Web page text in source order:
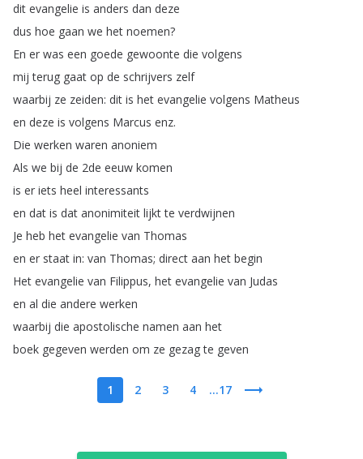
dit evangelie is anders dan deze
dus hoe gaan we het noemen?
En er was een goede gewoonte die volgens
mij terug gaat op de schrijvers zelf
waarbij ze zeiden: dit is het evangelie volgens Matheus
en deze is volgens Marcus enz.
Die werken waren anoniem
Als we bij de 2de eeuw komen
is er iets heel interessants
en dat is dat anonimiteit lijkt te verdwijnen
Je heb het evangelie van Thomas
en er staat in: van Thomas; direct aan het begin
Het evangelie van Filippus, het evangelie van Judas
en al die andere werken
waarbij die apostolische namen aan het
boek gegeven werden om ze gezag te geven
1 2 3 4 ...17